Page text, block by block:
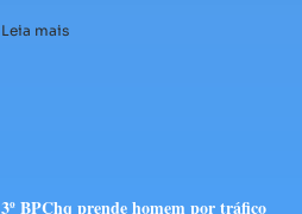
Leia mais
3º BPChq prende homem por tráfico